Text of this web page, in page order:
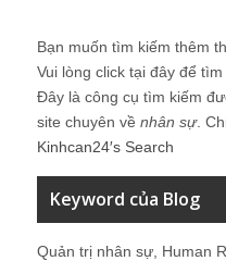
Bạn muốn tìm kiếm thêm
Vui lòng click tại đây để
Đây là công cụ tìm kiếm
site chuyên về nhân sự.
Kinhcan24′s Search
Keyword của Blog
Quản trị nhân sự, Human